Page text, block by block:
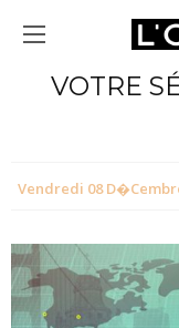
VOTRE
Vendredi 08